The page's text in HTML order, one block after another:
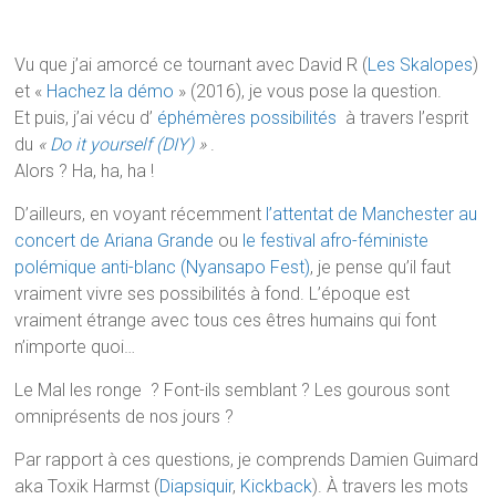
Vu que j’ai amorcé ce tournant avec David R (Les Skalopes)
et « Hachez la démo » (2016), je vous pose la question.
Et puis, j’ai vécu d’ éphémères possibilités à travers l’esprit
du « Do it yourself (DIY)» .
Alors ? Ha, ha, ha !
D’ailleurs, en voyant récemment l’attentat de Manchester au
concert de Ariana Grande ou le festival afro-féministe
polémique anti-blanc (Nyansapo Fest), je pense qu’il faut
vraiment vivre ses possibilités à fond. L’époque est
vraiment étrange avec tous ces êtres humains qui font
n’importe quoi…
Le Mal les ronge ? Font-ils semblant ? Les gourous sont
omniprésents de nos jours ?
Par rapport à ces questions, je comprends Damien Guimard
aka Toxik Harmst (Diapsiquir, Kickback). À travers les mots